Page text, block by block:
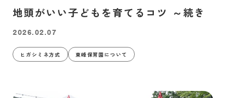
地頭がいい子どもを育てるコツ ～続き
2026.02.07
ヒガシミネ方式 東峰保育園について